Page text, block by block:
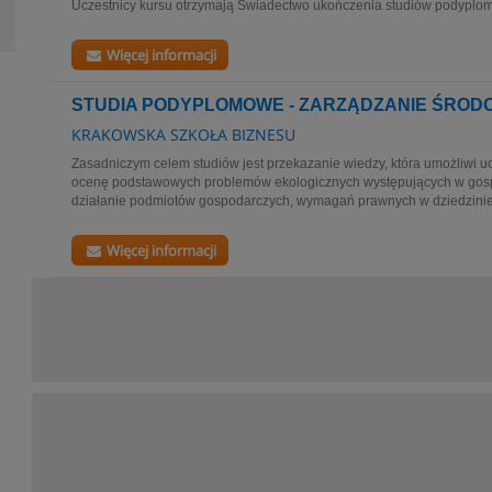
Uczestnicy kursu otrzymają Świadectwo ukończenia studiów
Więcej informacji
STUDIA PODYPLOMOWE - ZARZĄDZANIE
KRAKOWSKA SZKOŁA BIZNESU
Zasadniczym celem studiów jest przekazanie wiedzy, która umożliwi
ocenę podstawowych problemów ekologicznych występujących w
działanie podmiotów gospodarczych, wymagań prawnych w
Więcej informacji